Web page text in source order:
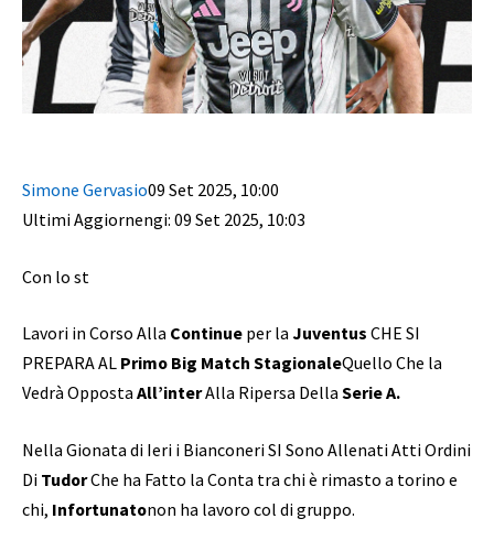
Simone Gervasio09 Set 2025, 10:00
Ultimi Aggiornengi: 09 Set 2025, 10:03
Con lo st
Lavori in Corso Alla Continue per la Juventus CHE SI
PREPARA AL Primo Big Match StagionaleQuello Che la
Vedrà Opposta All’interAlla Ripersa Della Serie A.
Nella Gionata di Ieri i Bianconeri SI Sono Allenati Atti Ordini
Di TudorChe ha Fatto la Conta tra chi è rimasto a torino e
chi, Infortunatonon ha lavoro col di gruppo.